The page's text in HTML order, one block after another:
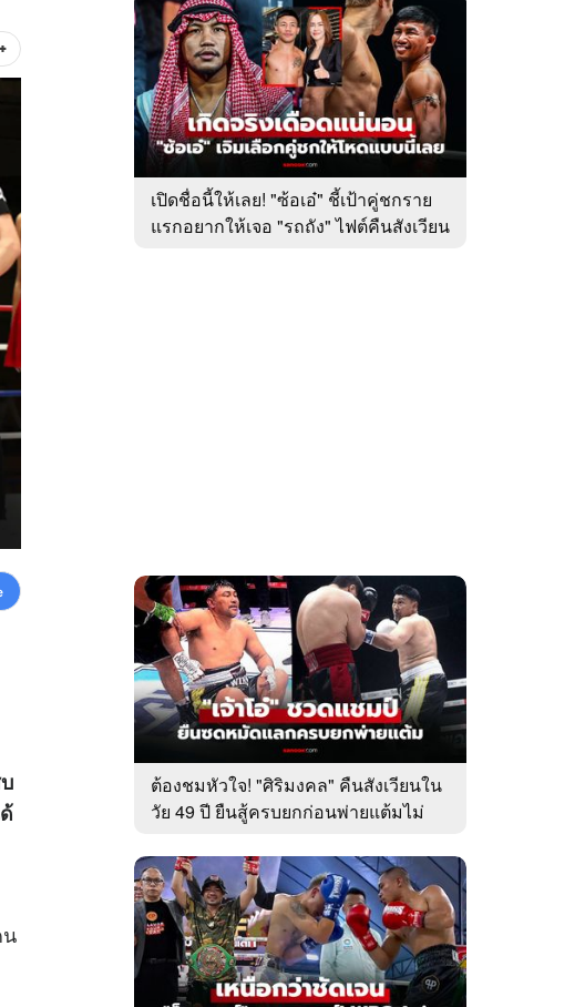
ดูทีวี
WeTV
+
รอบ
สัปดาห์
ของ
หมวด
มวย
เปิดชื่อนี้ให้เลย! "ซ้อเอ๋" ชี้เป้าคู่ชกราย
แรกอยากให้เจอ "รถถัง" ไฟต์คืนสังเวียน
ต้องชมหัวใจ! "ศิริมงคล" คืนสังเวียนใน
วัย 49 ปี ยืนสู้ครบยกก่อนพ่ายแต้มไม่